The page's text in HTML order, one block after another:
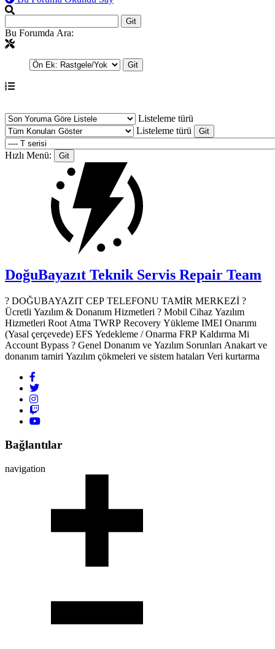
Bu Forumda Ara:
Listeleme türü
Listeleme türü
Hızlı Menü:
DoğuBayazıt Teknik Servis Repair Team
? DOĞUBAYAZIT CEP TELEFONU TAMİR MERKEZİ ?️
Ücretli Yazılım & Donanım Hizmetleri ? Mobil Cihaz Yazılım
Hizmetleri Root Atma TWRP Recovery Yükleme IMEI Onarımı
(Yasal çerçevede) EFS Yedekleme / Onarma FRP Kaldırma Mi
Account Bypass ? Genel Donanım ve Yazılım Sorunları Anakart ve
donanım tamiri Yazılım çökmeleri ve sistem hataları Veri kurtarma
Bağlantılar
navigation